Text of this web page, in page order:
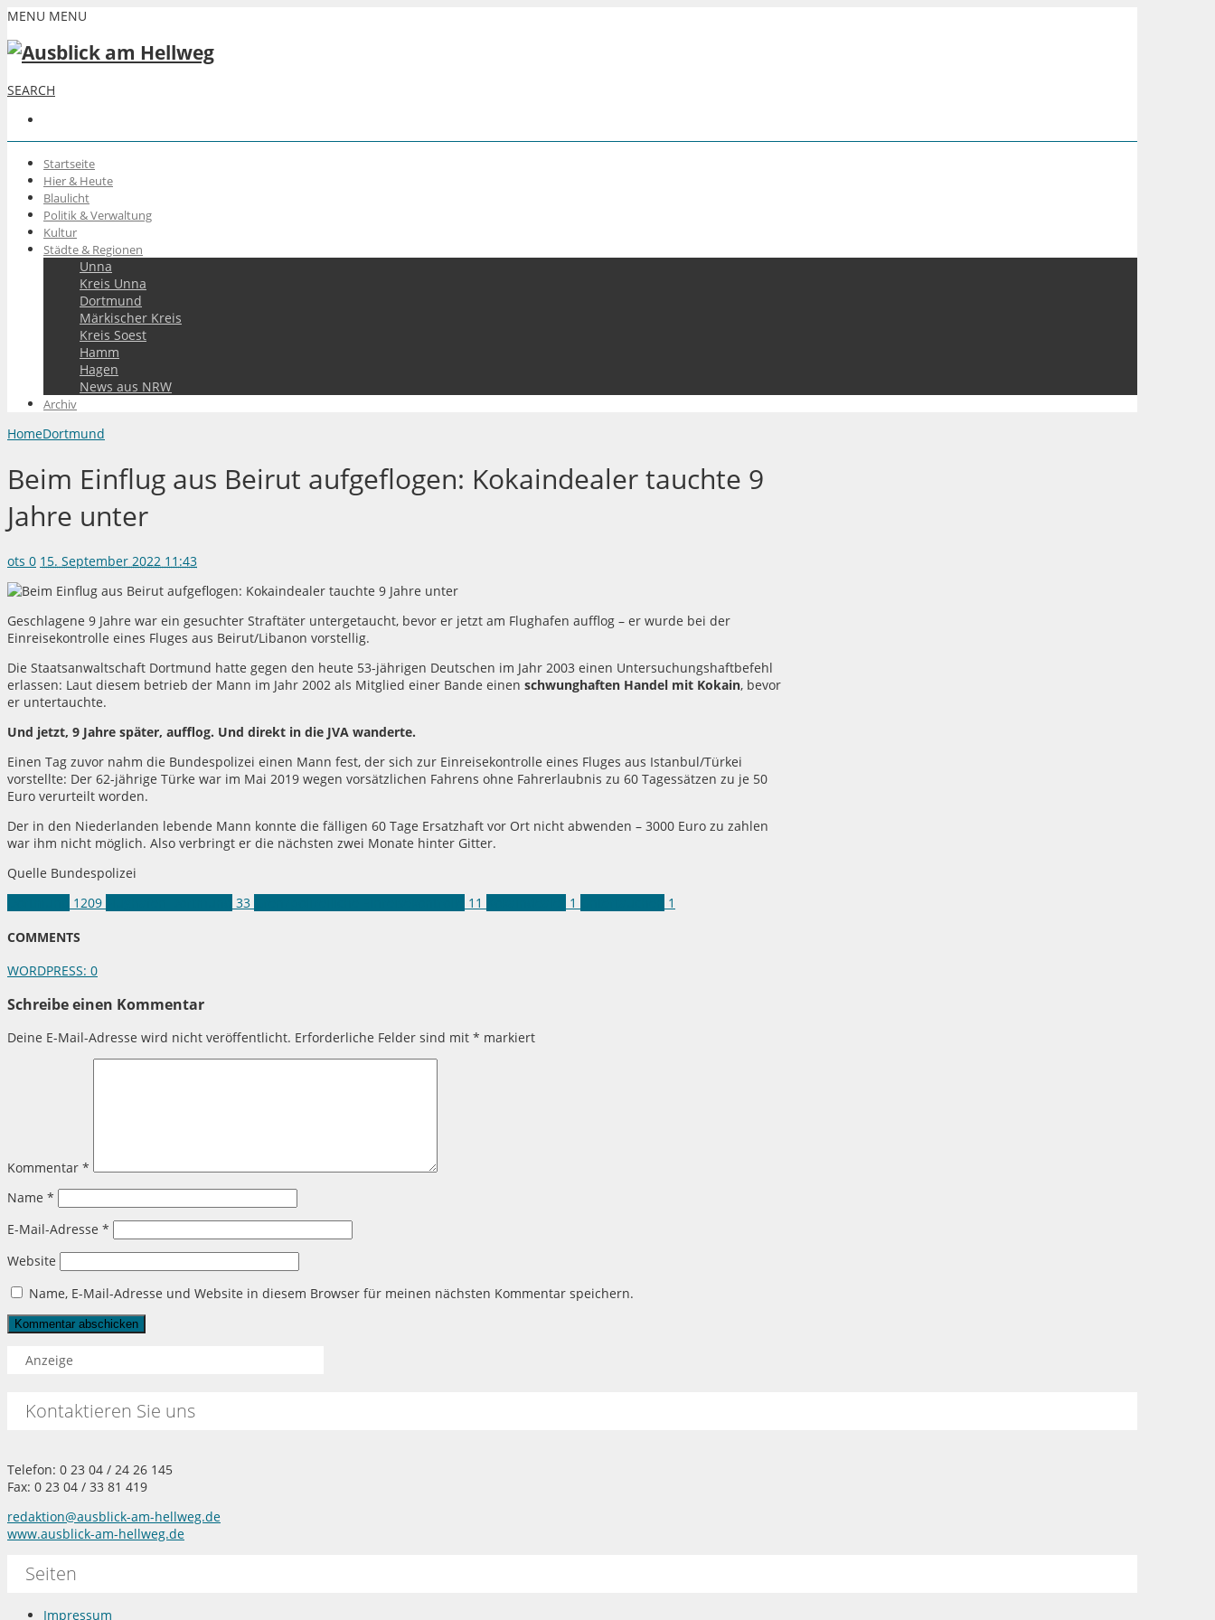
MENU MENU
SEARCH
Startseite
Hier & Heute
Blaulicht
Politik & Verwaltung
Kultur
Städte & Regionen
Unna
Kreis Unna
Dortmund
Märkischer Kreis
Kreis Soest
Hamm
Hagen
News aus NRW
Archiv
HomeDortmund
Beim Einflug aus Beirut aufgeflogen: Kokaindealer tauchte 9
Jahre unter
ots 0 15. September 2022 11:43
Geschlagene 9 Jahre war ein gesuchter Straftäter untergetaucht, bevor er jetzt am Flughafen aufflog – er wurde bei der
Einreisekontrolle eines Fluges aus Beirut/Libanon vorstellig.
Die Staatsanwaltschaft Dortmund hatte gegen den heute 53-jährigen Deutschen im Jahr 2003 einen Untersuchungshaftbefehl
erlassen: Laut diesem betrieb der Mann im Jahr 2002 als Mitglied einer Bande einen schwunghaften Handel mit Kokain, bevor
er untertauchte.
Und jetzt, 9 Jahre später, aufflog. Und direkt in die JVA wanderte.
Einen Tag zuvor nahm die Bundespolizei einen Mann fest, der sich zur Einreisekontrolle eines Fluges aus Istanbul/Türkei
vorstellte: Der 62-jährige Türke war im Mai 2019 wegen vorsätzlichen Fahrens ohne Fahrerlaubnis zu 60 Tagessätzen zu je 50
Euro verurteilt worden.
Der in den Niederlanden lebende Mann konnte die fälligen 60 Tage Ersatzhaft vor Ort nicht abwenden – 3000 Euro zu zahlen
war ihm nicht möglich. Also verbringt er die nächsten zwei Monate hinter Gitter.
Quelle Bundespolizei
1209 33 11 1
1
COMMENTS
WORDPRESS: 0
Schreibe einen Kommentar
Deine E-Mail-Adresse wird nicht veröffentlicht. Erforderliche Felder sind mit * markiert
Kommentar *
Name *
E-Mail-Adresse *
Website
Name, E-Mail-Adresse und Website in diesem Browser für meinen nächsten Kommentar speichern.
Anzeige
Kontaktieren Sie uns
Telefon: 0 23 04 / 24 26 145
Fax: 0 23 04 / 33 81 419
redaktion@ausblick-am-hellweg.de
www.ausblick-am-hellweg.de
Seiten
Impressum